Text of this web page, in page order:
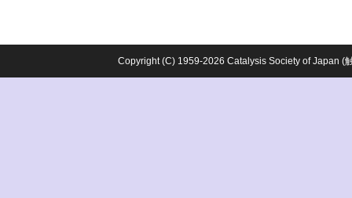
Copyright (C) 1959-2026 Catalysis Society of Japan (